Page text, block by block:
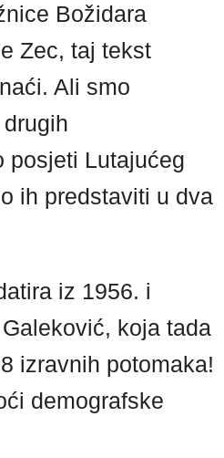
Božidara
Zec, taj tekst
Ali smo
posjeti Lutajućeg
ih predstaviti u dva
iz 1956. i
koja tada
izravnih potomaka!
demografske